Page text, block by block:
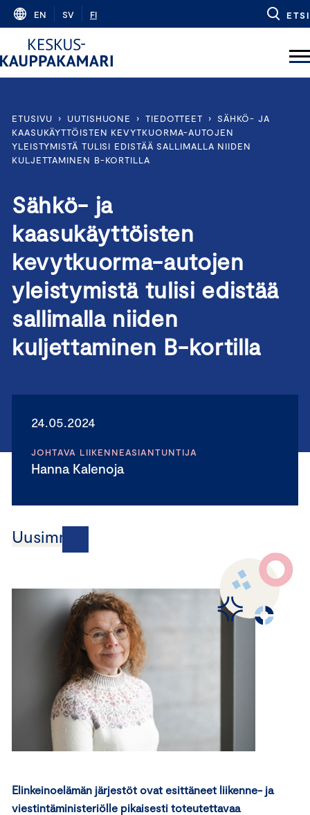
Skip
content
EN SV FI ETSI
ETUSIVU › UUTISHUONE › TIEDOTTEET ›
SÄHKÖ- JA
KAASUKÄYTTÖISTEN KEVYTKUORMA-AUTOJEN
YLEISTYMISTÄ TULISI EDISTÄÄ SALLIMALLA NIIDEN
KULJETTAMINEN B-KORTILLA
Sähkö- ja
kaasukäyttöisten
kevytkuorma-autojen
yleistymistä tulisi edistää
sallimalla niiden
kuljettaminen B-kortilla
24.05.2024
JOHTAVA LIIKENNEASIANTUNTIJA
Hanna Kalenoja
Uusimmat
Elinkeinoelämän järjestöt ovat esittäneet liikenne- ja
viestintäministeriölle pikaisesti toteutettavaa